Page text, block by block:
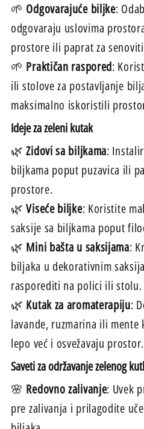
🌱 Odgovarajuće biljke:
odgovaraju uslovima
prostore ili paprat za
🌱 Praktičan raspored:
ili stolove za postavljanje
maksimalno iskoristili
Ideje za zeleni kutak
🌿Zidovi sa biljkama:
biljkama poput puzavica ili
prostore.
🌿Viseće biljke: Koristite
saksije sa biljkama poput
🌿 Mini bašta u saksijama:
biljaka u dekorativnim
rasporediti na polici ili stolu.
🌿 Kutak za aromaterapiju:
lavande, ruzmarina ili mente
lepo već i osvežavaju prostor.
Saveti za održavanje zelenog
🌸 Redovno zalivanje: Uvek
pre zalivanja i prilagodite